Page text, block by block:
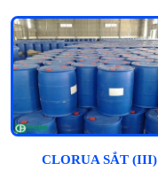
CLORUA SẮT (III)